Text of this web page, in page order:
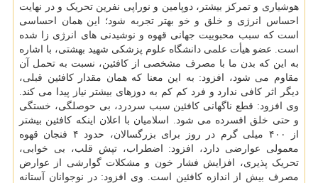
هوشیاری و تمرکز بیشتر، دوپامین و نوراپی نفرین تحریک و در نهایت
احساس انرژی و خلق و خو بهتر تجربه شود؛ این همان احساسی
است که سبب محبوبیت جهانی قهوه و نوشیدنی های انرژی زا شده
است. عضو هیأت علمی دانشگاه علوم پزشکی شهید بهشتی، با اشاره
به این که بدن ما با مصرف مشخصی از کافئین، نسبت به تحمل آن
مقاوم می شود، افزود: به این معنا که همان مقدار کافئین قبلی،
دیگر اثر کافی ندارد و فرد کم کم به دوزهای بیشتر نیاز پیدا می کند.
وی افزود: قطع ناگهانی کافئین سبب سردرد، بی حوصلگی، خستگی
و حتی خلق افسرده می شود. اسلامیان با اعلان اینکه کافئین بیشتر
از ۴۰۰ میلی گرم در روز برای بزرگسالان، حدود ۴ فنجان قهوه
معمولی عوارضی دارد، افزود: اضطراب، تپش قلب، بی خوابی،
تحریک پذیری، افزایش فشار خون و مشکلات گوارشی از عوارض
مصرف بیش از اندازه کافئین است. وی افزود: در نوجوانان آستانه